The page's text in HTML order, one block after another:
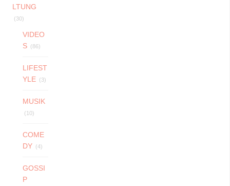
LTUNG
(30)
VIDEO
S (86)
LIFEST
YLE (3)
MUSIK
(10)
COME
DY (4)
GOSSI
P